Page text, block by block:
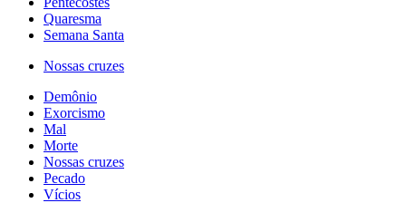
Quaresma
Semana Santa
Nossas cruzes
Demônio
Exorcismo
Mal
Morte
Nossas cruzes
Pecado
Vícios